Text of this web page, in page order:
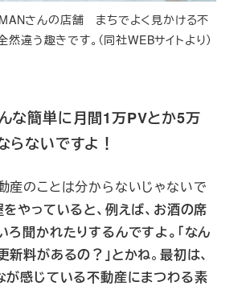
さんの店舗 まちでよく見かける不
違う趣きです。（同社WEBサイトより）
な簡単に月間1万PVとか5万
らないですよ！
産のことは分からないじゃないで
やっていると、例えば、お酒の席
ろ聞かれたりするんですよ。「なん
新料があるの？」とかね。最初は、
が感じている不動産にまつわる素